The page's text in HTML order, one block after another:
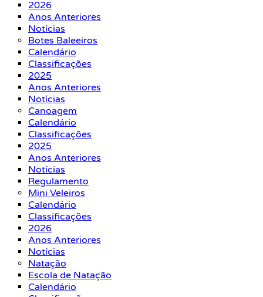
2026
Anos Anteriores
Notícias
Botes Baleeiros
Calendário
Classificações
2025
Anos Anteriores
Notícias
Canoagem
Calendário
Classificações
2025
Anos Anteriores
Notícias
Regulamento
Mini Veleiros
Calendário
Classificações
2026
Anos Anteriores
Notícias
Natação
Escola de Natação
Calendário